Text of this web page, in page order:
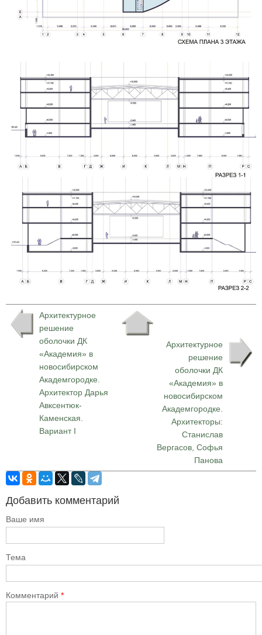
Архитектурное
решение
оболочки ДК
«Академия» в
новосибирском
Академгородке.
Архитектор Дарья
Авксентюк-
Каменская.
Вариант I
Архитектурное
решение
оболочки ДК
«Академия» в
новосибирском
Академгородке.
Архитекторы:
Станислав
Вергасов, Софья
Панова
Добавить комментарий
Ваше имя
Тема
Комментарий *